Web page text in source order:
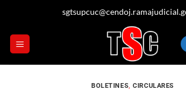
BOLETINES,CIRCULARES